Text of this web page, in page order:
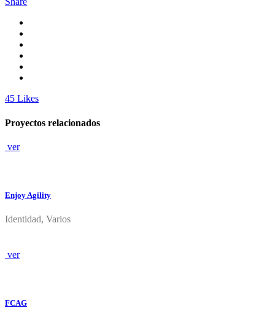
45 Likes
Proyectos relacionados
ver
Enjoy Agility
Identidad, Varios
ver
FCAG